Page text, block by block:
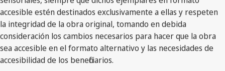
accesible estén destinados exclusivamente a ellas y respeten
la integridad de la obra original, tomando en debida
consideración los cambios necesarios para hacer que la obra
sea accesible en el formato alternativo y las necesidades de
accesibilidad de los beneficiarios.